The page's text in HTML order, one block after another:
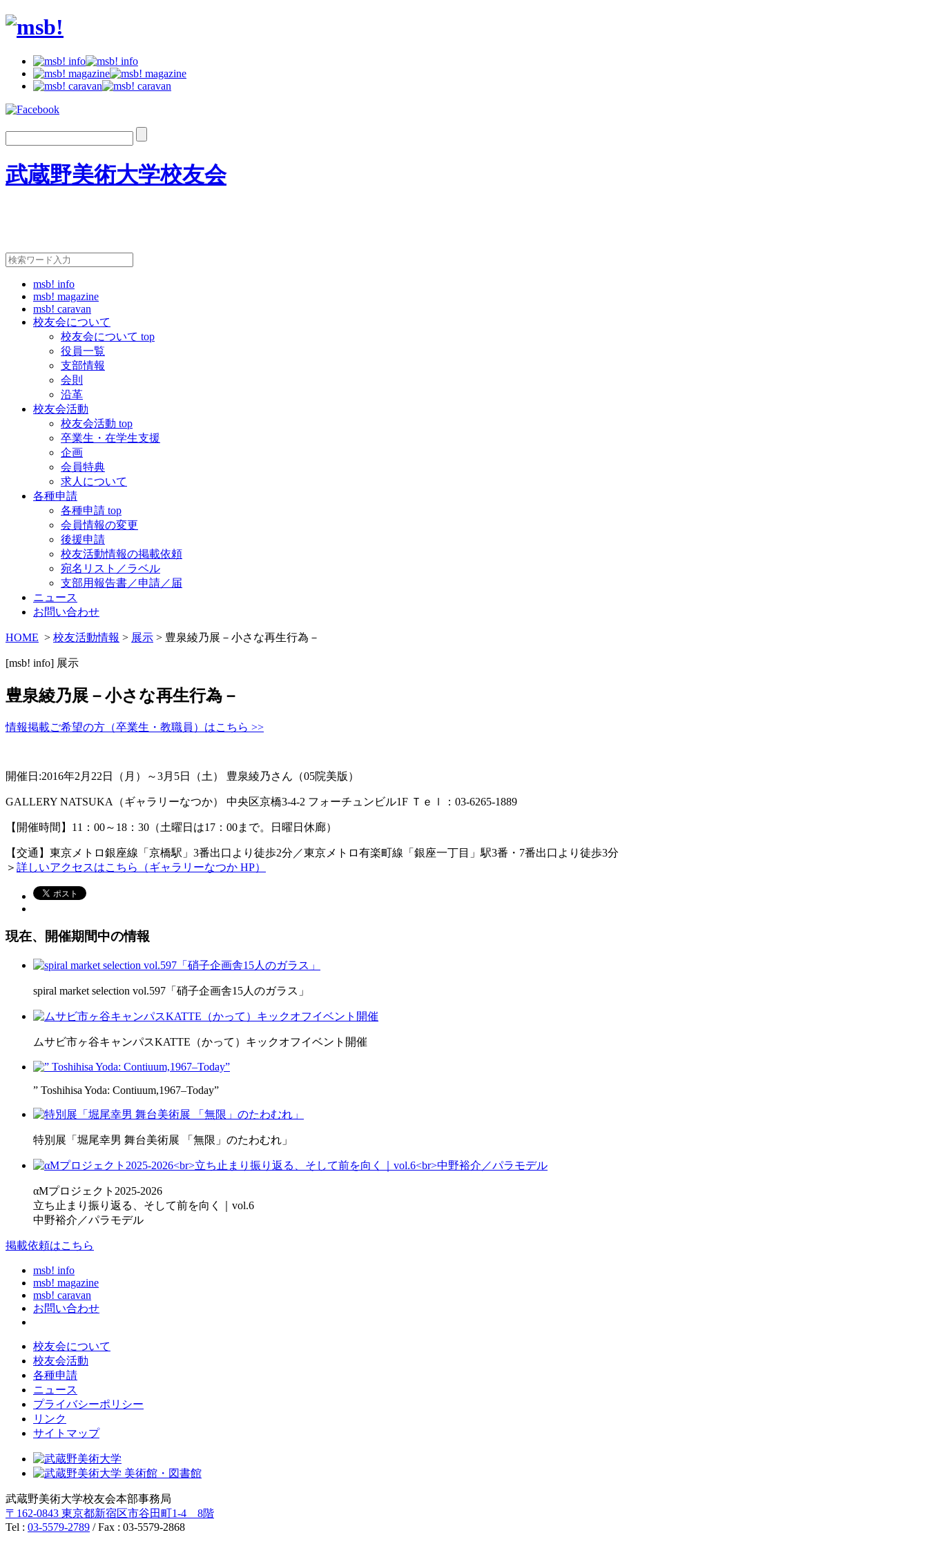
武蔵野美術大学校友会
msb! info
msb! magazine
msb! caravan
校友会について
校友会について top
役員一覧
支部情報
会則
沿革
校友会活動
校友会活動 top
卒業生・在学生支援
企画
会員特典
求人について
各種申請
各種申請 top
会員情報の変更
後援申請
校友活動情報の掲載依頼
宛名リスト／ラベル
支部用報告書／申請／届
ニュース
お問い合わせ
HOME > 校友活動情報 > 展示 > 豊泉綾乃展－小さな再生行為－
[msb! info] 展示
豊泉綾乃展－小さな再生行為－
情報掲載ご希望の方（卒業生・教職員）はこちら >>
開催日:2016年2月22日（月）～3月5日（土） 豊泉綾乃さん（05院美版）
GALLERY NATSUKA（ギャラリーなつか） 中央区京橋3-4-2 フォーチュンビル1F Ｔｅｌ：03-6265-1889
【開催時間】11：00～18：30（土曜日は17：00まで。日曜日休廊）
【交通】東京メトロ銀座線「京橋駅」3番出口より徒歩2分／東京メトロ有楽町線「銀座一丁目」駅3番・7番出口より徒歩3分
＞ 詳しいアクセスはこちら（ギャラリーなつか HP）
現在、開催期間中の情報
spiral market selection vol.597「硝子企画舎15人のガラス」
ムサビ市ヶ谷キャンパスKATTE（かって）キックオフイベント開催
” Toshihisa Yoda: Contiuum,1967–Today”
特別展「堀尾幸男 舞台美術展 「無限」のたわむれ」
αMプロジェクト2025-2026
立ち止まり振り返る、そして前を向く｜vol.6
中野裕介／パラモデル
掲載依頼はこちら
msb! info
msb! magazine
msb! caravan
お問い合わせ
校友会について
校友会活動
各種申請
ニュース
プライバシーポリシー
リンク
サイトマップ
武蔵野美術大学校友会本部事務局
〒162-0843 東京都新宿区市谷田町1-4 8階
Tel : 03-5579-2789 / Fax : 03-5579-2868